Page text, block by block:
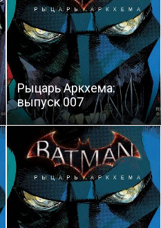
Рыцарь Аркхема:
выпуск 007